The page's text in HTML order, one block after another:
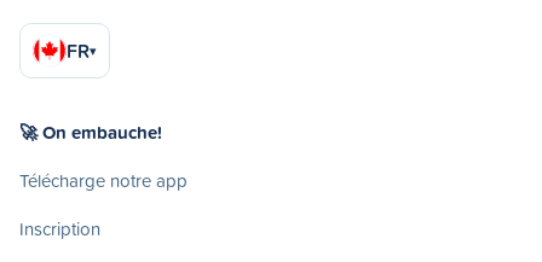
FR▾
🚀 On embauche!
Télécharge notre app
Inscription